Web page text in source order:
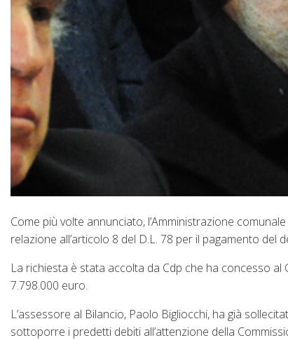
Come più volte annunciato, l’Amministrazione
relazione all’articolo 8 del D.L. 78 per il pagamento
La richiesta è stata accolta da Cdp che ha concesso
7.798.000 euro.
L’assessore al Bilancio, Paolo Bigliocchi, ha già
sottoporre i predetti debiti all’attenzione della